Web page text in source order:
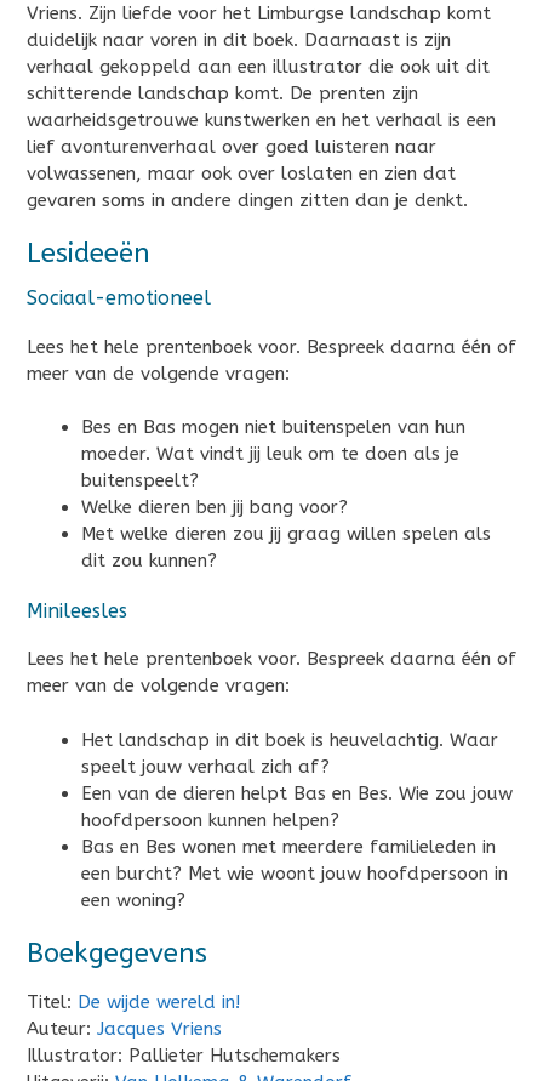
Vriens. Zijn liefde voor het Limburgse landschap komt
duidelijk naar voren in dit boek. Daarnaast is zijn
verhaal gekoppeld aan een illustrator die ook uit dit
schitterende landschap komt. De prenten zijn
waarheidsgetrouwe kunstwerken en het verhaal is een
lief avonturenverhaal over goed luisteren naar
volwassenen, maar ook over loslaten en zien dat
gevaren soms in andere dingen zitten dan je denkt.
Lesideeën
Sociaal-emotioneel
Lees het hele prentenboek voor. Bespreek daarna één of
meer van de volgende vragen:
Bes en Bas mogen niet buitenspelen van hun
moeder. Wat vindt jij leuk om te doen als je
buitenspeelt?
Welke dieren ben jij bang voor?
Met welke dieren zou jij graag willen spelen als
dit zou kunnen?
Minileesles
Lees het hele prentenboek voor. Bespreek daarna één of
meer van de volgende vragen:
Het landschap in dit boek is heuvelachtig. Waar
speelt jouw verhaal zich af?
Een van de dieren helpt Bas en Bes. Wie zou jouw
hoofdpersoon kunnen helpen?
Bas en Bes wonen met meerdere familieleden in
een burcht? Met wie woont jouw hoofdpersoon in
een woning?
Boekgegevens
Titel: De wijde wereld in!
Auteur: Jacques Vriens
Illustrator: Pallieter Hutschemakers